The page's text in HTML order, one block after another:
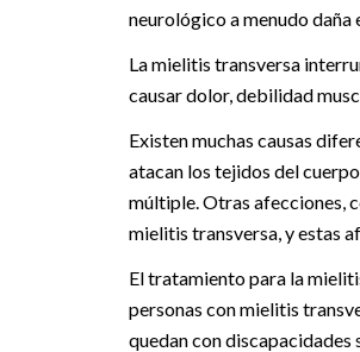
neurológico a menudo daña
La mielitis transversa
causar dolor, debilidad
Existen muchas causas
atacan los tejidos del
múltiple. Otras afecciones,
mielitis transversa, y estas
El tratamiento para la
personas con mielitis
quedan con discapacidades